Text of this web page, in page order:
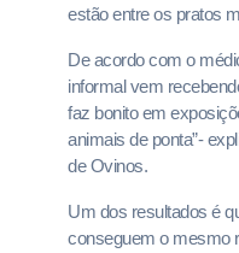
estão entre os pratos
De acordo com o
informal vem
faz bonito em
animais de ponta”-
de Ovinos.
Um dos resultados é
conseguem o mesmo